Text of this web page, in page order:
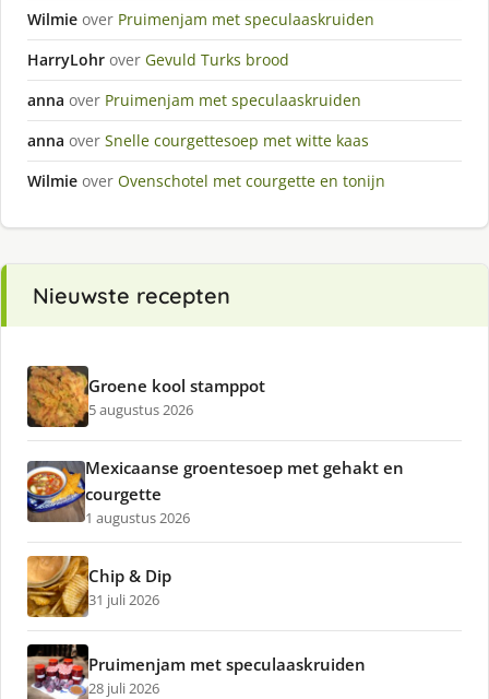
Wilmie over Pruimenjam met speculaaskruiden
HarryLohr over Gevuld Turks brood
anna over Pruimenjam met speculaaskruiden
anna over Snelle courgettesoep met witte kaas
Wilmie over Ovenschotel met courgette en tonijn
Nieuwste recepten
Groene kool stamppot
5 augustus 2026
Mexicaanse groentesoep met gehakt en
courgette
1 augustus 2026
Chip & Dip
31 juli 2026
Pruimenjam met speculaaskruiden
28 juli 2026